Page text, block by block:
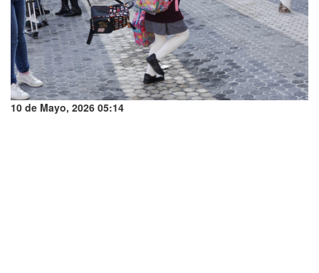
10 de Mayo, 2026 05:14